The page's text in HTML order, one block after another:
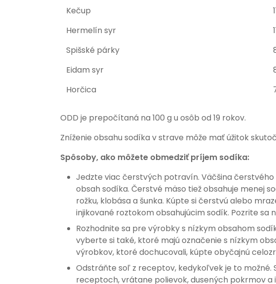
Kečup
Hermelín syr
Spišské párky
Eidam syr
Horčica
ODD je prepočítaná na 100 g u osôb od 19 rokov.
Zníženie obsahu sodíka v strave môže mať úžitok
Spôsoby, ako môžete obmedziť príjem sodíka:
Jedzte viac čerstvých potravín. Väčšina
obsah sodíka. Čerstvé mäso tiež obsahuje menej
rožku, klobása a šunka. Kúpte si čerstvú alebo
injikované roztokom obsahujúcim sodík. Pozrite
Rozhodnite sa pre výrobky s nízkym obsahom
vyberte si také, ktoré majú označenie s nízkym
výrobkov, ktoré dochucovali, kúpte obyčajnú
Odstráňte soľ z receptov, kedykoľvek je to
receptoch, vrátane polievok, dusených pokrmov